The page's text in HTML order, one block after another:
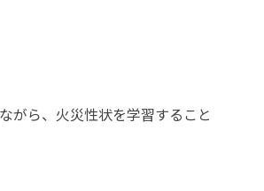
がら、火災性状を学習すること